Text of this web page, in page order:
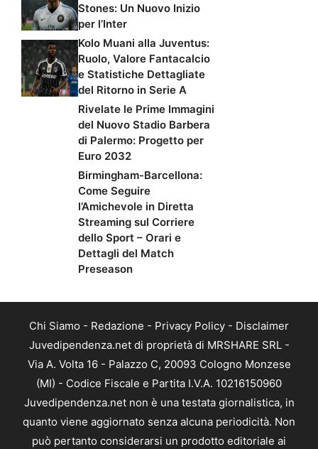
Stones: Un Nuovo Inizio
per l’Inter
Kolo Muani alla Juventus:
Ruolo, Valore Fantacalcio
e Statistiche Dettagliate
del Ritorno in Serie A
Rivelate le Prime Immagini
del Nuovo Stadio Barbera
di Palermo: Progetto per
Euro 2032
Birmingham-Barcellona:
Come Seguire
l’Amichevole in Diretta
Streaming sul Corriere
dello Sport – Orari e
Dettagli del Match
Preseason
Chi Siamo - Redazione - Privacy Policy - Disclaimer
Juvedipendenza.net di proprietà di MRSHARE SRL -
Via A. Volta 16 - Palazzo C, 20093 Cologno Monzese
(MI) - Codice Fiscale e Partita I.V.A. 10216150960
Juvedipendenza.net non è una testata giornalistica, in
quanto viene aggiornato senza alcuna periodicità. Non
può pertanto considerarsi un prodotto editoriale ai